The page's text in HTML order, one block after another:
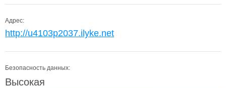
Адрес:
http://u4103p2037.ilyke.net
Безопасность данных:
Высокая